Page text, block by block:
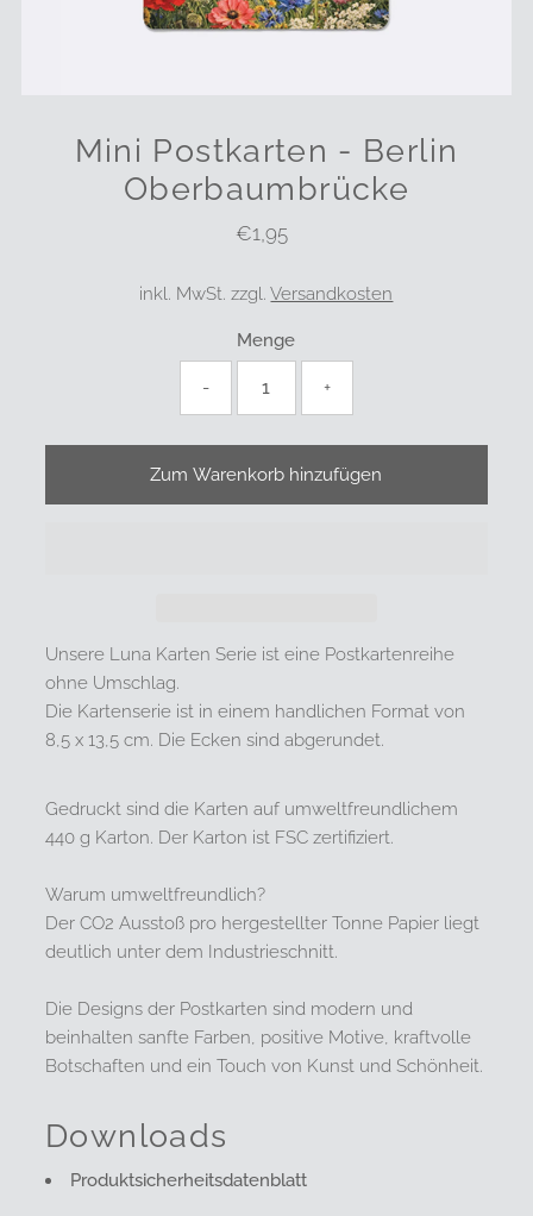
Mini Postkarten - Berlin
Oberbaumbrücke
Regulärer
€1,95
inkl. MwSt. zzgl.Versandkosten
Menge
- +
Unsere Luna Karten Serie ist eine Postkartenreihe
ohne Umschlag.
Die Kartenserie ist in einem handlichen Format von
8,5 x 13,5 cm. Die Ecken sind abgerundet.
Gedruckt sind die Karten auf umweltfreundlichem
440 g Karton. Der Karton ist FSC zertifiziert.
Warum umweltfreundlich?
Der CO2 Ausstoß pro hergestellter Tonne Papier liegt
deutlich unter dem Industrieschnitt.
Die Designs der Postkarten sind modern und
beinhalten sanfte Farben, positive Motive, kraftvolle
Botschaften und ein Touch von Kunst und Schönheit.
Downloads
Produktsicherheitsdatenblatt